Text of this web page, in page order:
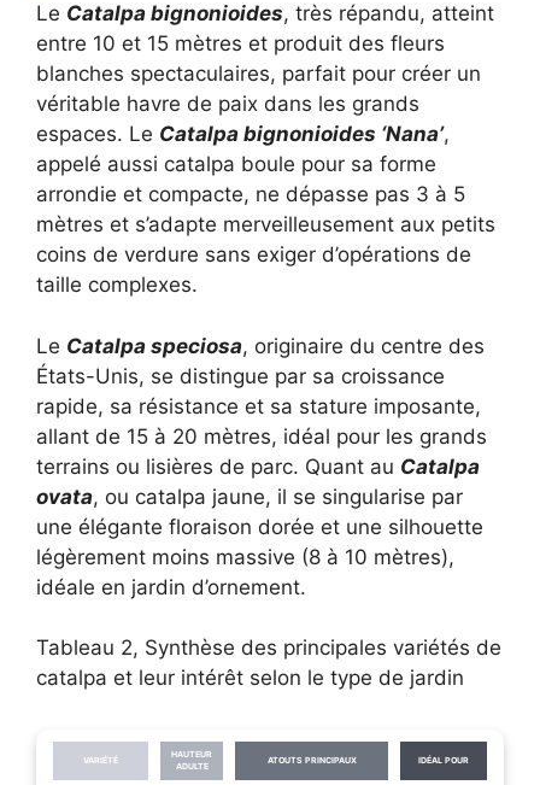
Le Catalpa bignonioides, très répandu, atteint
entre 10 et 15 mètres et produit des fleurs
blanches spectaculaires, parfait pour créer un
véritable havre de paix dans les grands
espaces. Le Catalpa bignonioides ‘Nana’,
appelé aussi catalpa boule pour sa forme
arrondie et compacte, ne dépasse pas 3 à 5
mètres et s’adapte merveilleusement aux petits
coins de verdure sans exiger d’opérations de
taille complexes.
Le Catalpa speciosa, originaire du centre des
États-Unis, se distingue par sa croissance
rapide, sa résistance et sa stature imposante,
allant de 15 à 20 mètres, idéal pour les grands
terrains ou lisières de parc. Quant au Catalpa
ovata, ou catalpa jaune, il se singularise par
une élégante floraison dorée et une silhouette
légèrement moins massive (8 à 10 mètres),
idéale en jardin d’ornement.
Tableau 2, Synthèse des principales variétés de
catalpa et leur intérêt selon le type de jardin
VARIÉTÉ
HAUTEUR
ADULTE
ATOUTS PRINCIPAUX IDÉAL POUR